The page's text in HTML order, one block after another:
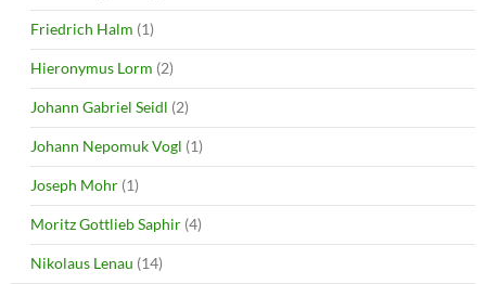
Friedrich Halm (1)
Hieronymus Lorm (2)
Johann Gabriel Seidl (2)
Johann Nepomuk Vogl (1)
Joseph Mohr (1)
Moritz Gottlieb Saphir (4)
Nikolaus Lenau (14)